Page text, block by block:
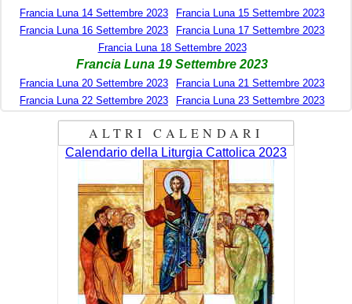
Francia Luna 14 Settembre 2023
Francia Luna 15 Settembre 2023
Francia Luna 16 Settembre 2023
Francia Luna 17 Settembre 2023
Francia Luna 18 Settembre 2023
Francia Luna 19 Settembre 2023
Francia Luna 20 Settembre 2023
Francia Luna 21 Settembre 2023
Francia Luna 22 Settembre 2023
Francia Luna 23 Settembre 2023
ALTRI CALENDARI
Calendario della Liturgia Cattolica 2023